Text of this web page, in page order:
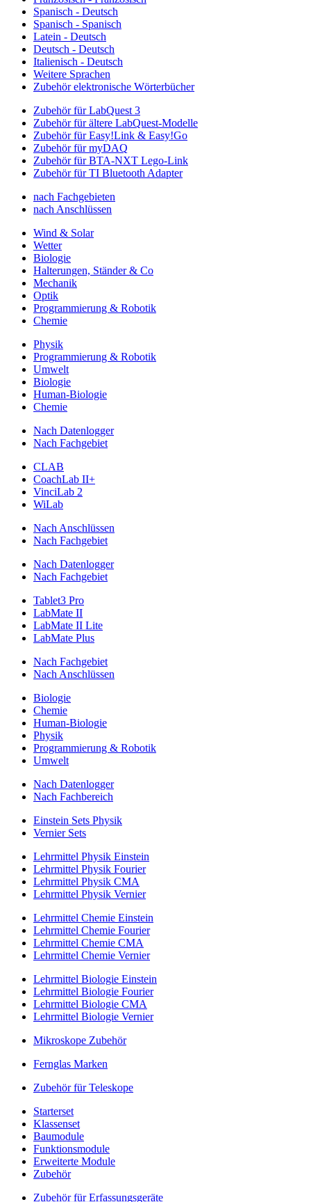
Spanisch - Deutsch
Spanisch - Spanisch
Latein - Deutsch
Deutsch - Deutsch
Italienisch - Deutsch
Weitere Sprachen
Zubehör elektronische Wörterbücher
Zubehör für LabQuest 3
Zubehör für ältere LabQuest-Modelle
Zubehör für Easy!Link & Easy!Go
Zubehör für myDAQ
Zubehör für BTA-NXT Lego-Link
Zubehör für TI Bluetooth Adapter
nach Fachgebieten
nach Anschlüssen
Wind & Solar
Wetter
Biologie
Halterungen, Ständer & Co
Mechanik
Optik
Programmierung & Robotik
Chemie
Physik
Programmierung & Robotik
Umwelt
Biologie
Human-Biologie
Chemie
Nach Datenlogger
Nach Fachgebiet
CLAB
CoachLab II+
VinciLab 2
WiLab
Nach Anschlüssen
Nach Fachgebiet
Nach Datenlogger
Nach Fachgebiet
Tablet3 Pro
LabMate II
LabMate II Lite
LabMate Plus
Nach Fachgebiet
Nach Anschlüssen
Biologie
Chemie
Human-Biologie
Physik
Programmierung & Robotik
Umwelt
Nach Datenlogger
Nach Fachbereich
Einstein Sets Physik
Vernier Sets
Lehrmittel Physik Einstein
Lehrmittel Physik Fourier
Lehrmittel Physik CMA
Lehrmittel Physik Vernier
Lehrmittel Chemie Einstein
Lehrmittel Chemie Fourier
Lehrmittel Chemie CMA
Lehrmittel Chemie Vernier
Lehrmittel Biologie Einstein
Lehrmittel Biologie Fourier
Lehrmittel Biologie CMA
Lehrmittel Biologie Vernier
Mikroskope Zubehör
Fernglas Marken
Zubehör für Teleskope
Starterset
Klassenset
Baumodule
Funktionsmodule
Erweiterte Module
Zubehör
Zubehör für Erfassungsgeräte